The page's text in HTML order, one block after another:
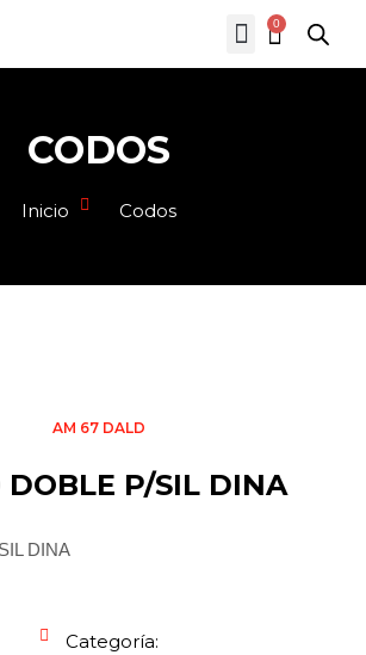
0
CODOS
Inicio Codos
AM 67 DALD
DOBLE P/SIL DINA
DINA
Categoría: